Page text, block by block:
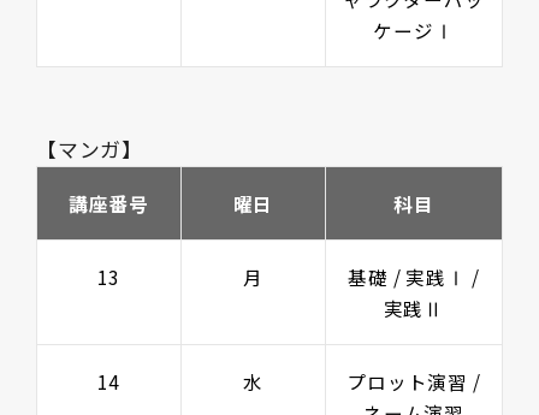
ケージⅠ
【マンガ】
講座番号 曜日 科目
13 月
基礎 / 実践Ⅰ /
実践Ⅱ
14 水
プロット演習 /